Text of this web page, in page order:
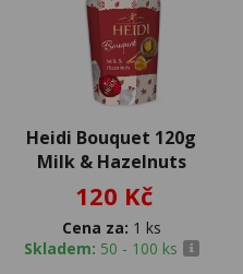
Heidi Bouquet 120g
Milk & Hazelnuts
120 Kč
Cena za: 1 ks
Skladem: 50 - 100 ks